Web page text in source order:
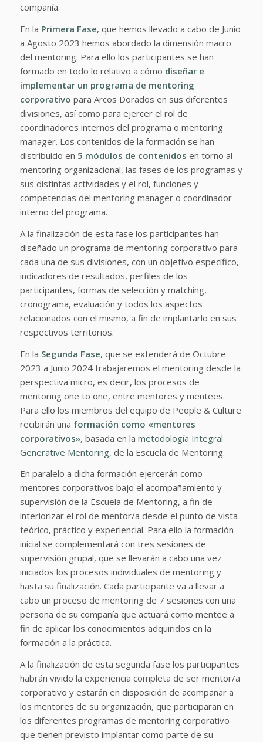
compañía.
En la Primera Fase, que hemos llevado a cabo de Junio
a Agosto 2023 hemos abordado la dimensión macro
del mentoring. Para ello los participantes se han
formado en todo lo relativo a cómo diseñar e
implementar un programa de mentoring
corporativo para Arcos Dorados en sus diferentes
divisiones, así como para ejercer el rol de
coordinadores internos del programa o mentoring
manager. Los contenidos de la formación se han
distribuido en 5 módulos de contenidos en torno al
mentoring organizacional, las fases de los programas y
sus distintas actividades y el rol, funciones y
competencias del mentoring manager o coordinador
interno del programa.
A la finalización de esta fase los participantes han
diseñado un programa de mentoring corporativo para
cada una de sus divisiones, con un objetivo específico,
indicadores de resultados, perfiles de los
participantes, formas de selección y matching,
cronograma, evaluación y todos los aspectos
relacionados con el mismo, a fin de implantarlo en sus
respectivos territorios.
En la Segunda Fase, que se extenderá de Octubre
2023 a Junio 2024 trabajaremos el mentoring desde la
perspectiva micro, es decir, los procesos de
mentoring one to one, entre mentores y mentees.
Para ello los miembros del equipo de People & Culture
recibirán una formación como «mentores
corporativos», basada en la metodología Integral
Generative Mentoring, de la Escuela de Mentoring.
En paralelo a dicha formación ejercerán como
mentores corporativos bajo el acompañamiento y
supervisión de la Escuela de Mentoring, a fin de
interiorizar el rol de mentor/a desde el punto de vista
teórico, práctico y experiencial. Para ello la formación
inicial se complementará con tres sesiones de
supervisión grupal, que se llevarán a cabo una vez
iniciados los procesos individuales de mentoring y
hasta su finalización. Cada participante va a llevar a
cabo un proceso de mentoring de 7 sesiones con una
persona de su compañía que actuará como mentee a
fin de aplicar los conocimientos adquiridos en la
formación a la práctica.
A la finalización de esta segunda fase los participantes
habrán vivido la experiencia completa de ser mentor/a
corporativo y estarán en disposición de acompañar a
los mentores de su organización, que participaran en
los diferentes programas de mentoring corporativo
que tienen previsto implantar como parte de su